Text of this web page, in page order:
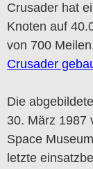
Crusader hat
Knoten auf
von 700
Crusader
Die
30. März 1987
Space
letzte